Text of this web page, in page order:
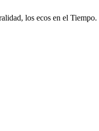
los ecos en el Tiempo.